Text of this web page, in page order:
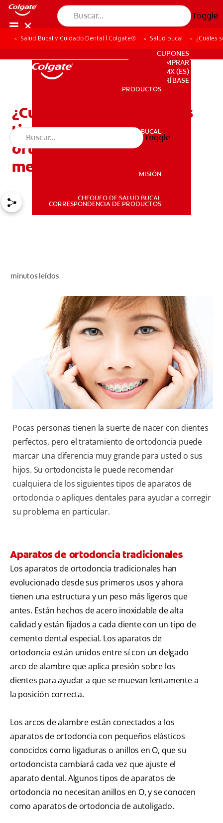
Toggle
PRODUCTOS
SALUD BUCAL
CUPONES
DONDE COMPRAR
MX (ES)
SUSCRÍBASE
PARA PROFESIONALES
CUPONES
DONDE COMPRAR
MX (ES)
SUSCRÍBASE
PRODUCTOS
SALUD BUCAL
MISIÓN
CHEQUEO DE SALUD BUCAL
CORRESPONDENCIA DE PRODUCTOS
Toggle
Salud Bucal y Cuidado Dental | Colgate® Salud bucal ¿Cuáles
¿Cuáles son los diferentes
tipos de aparatos de
ortodoncia y cuál es el
mejor para mí?
minutos leídos
Pocas personas tienen la suerte de nacer con dientes
perfectos, pero el tratamiento de ortodoncia puede
marcar una diferencia muy grande para usted o sus
hijos. Su ortodoncista le puede recomendar
cualquiera de los siguientes tipos de aparatos de
ortodoncia o apliques dentales para ayudar a corregir
su problema en particular.
Aparatos de ortodoncia tradicionales
Los aparatos de ortodoncia tradicionales han
evolucionado desde sus primeros usos y ahora
tienen una estructura y un peso más ligeros que
antes. Están hechos de acero inoxidable de alta
calidad y están fijados a cada diente con un tipo de
cemento dental especial. Los aparatos de
ortodoncia están unidos entre sí con un delgado
arco de alambre que aplica presión sobre los
dientes para ayudar a que se muevan lentamente a
la posición correcta.
Los arcos de alambre están conectados a los
aparatos de ortodoncia con pequeños elásticos
conocidos como ligaduras o anillos en O, que su
ortodoncista cambiará cada vez que ajuste el
aparato dental. Algunos tipos de aparatos de
ortodoncia no necesitan anillos en O, y se conocen
como aparatos de ortodoncia de autoligado.